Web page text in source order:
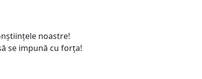
noastre!
se impună cu forța!